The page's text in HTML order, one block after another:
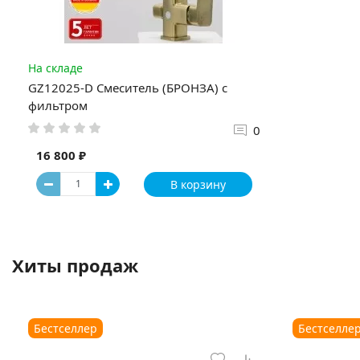
На складе
GZ12025-D Смеситель (БРОНЗА) с
фильтром
0
16 800 ₽
В корзину
Хиты продаж
Бестселлер Бестселлер